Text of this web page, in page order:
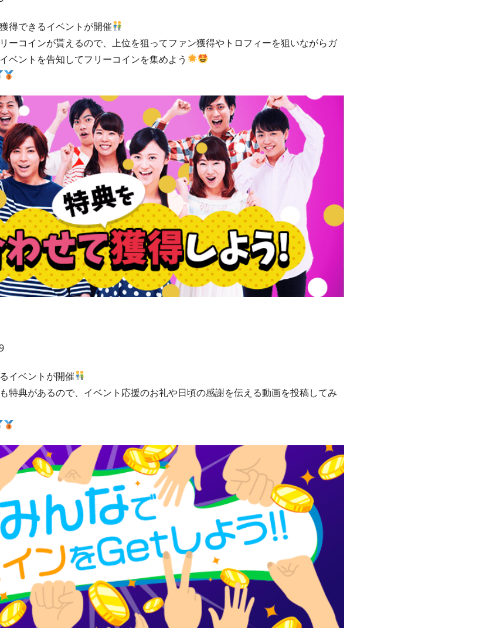
得できるイベントが開催
ーコインが貰えるので、上位を狙ってファン獲得やトロフィーを狙いながらガ
ベントを告知してフリーコインを集めよう
イベントが開催
特典があるので、イベント応援のお礼や日頃の感謝を伝える動画を投稿してみ